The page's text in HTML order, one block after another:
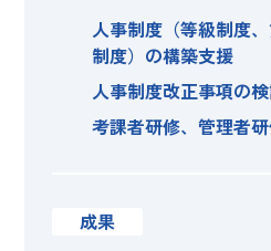
人事制度（等級制度
制度）の構築支援
人事制度改正事項の
考課者研修、管理者
成果